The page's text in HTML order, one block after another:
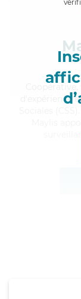
d'expérience